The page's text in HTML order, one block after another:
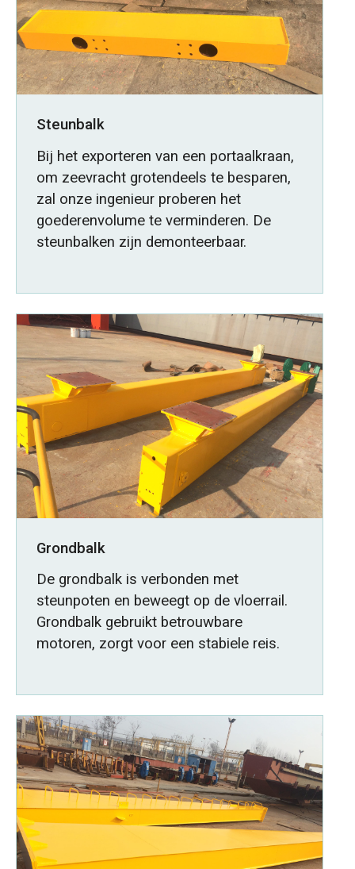
Steunbalk
Bij het exporteren van een portaalkraan,
om zeevracht grotendeels te besparen,
zal onze ingenieur proberen het
goederenvolume te verminderen. De
steunbalken zijn demonteerbaar.
Grondbalk
De grondbalk is verbonden met
steunpoten en beweegt op de vloerrail.
Grondbalk gebruikt betrouwbare
motoren, zorgt voor een stabiele reis.